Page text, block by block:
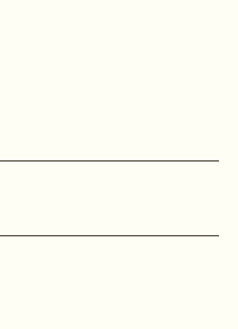
kB.